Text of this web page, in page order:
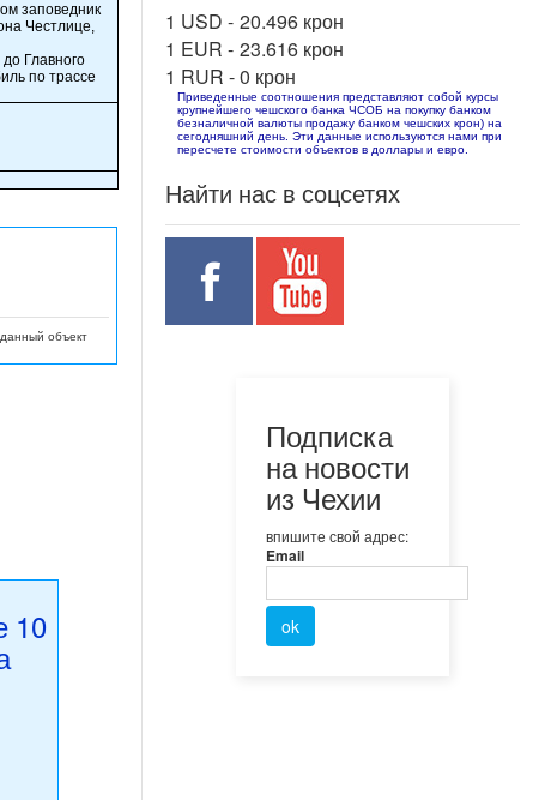
заповедник
Честлице,
Главного
по трассе
объект
10
1 USD - 20.496 крон
1 EUR - 23.616 крон
1 RUR -0 крон
Приведенные соотношения представляют собой курсы
крупнейшего чешского банка ЧСОБ на покупку банком
безналичной валюты продажу банком чешских крон) на
сегодняшний день. Эти данные используются нами при
пересчете стоимости объектов в доллары и евро.
Найти нас в соцсетях
Подписка
на новости
из Чехии
впишите свой адрес:
Email